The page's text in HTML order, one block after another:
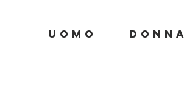
UOMO DONNA